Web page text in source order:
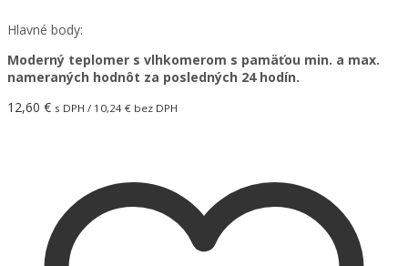
Hlavné body:
Moderný teplomer s vlhkomerom s pamäťou min. a max.
nameraných hodnôt za posledných 24 hodín.
12,60 € s DPH / 10,24 € bez DPH